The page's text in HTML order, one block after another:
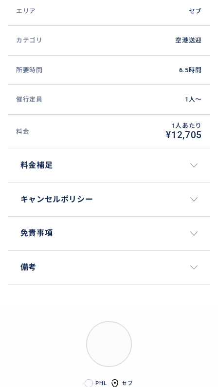
エリア セブ
カテゴリ 空港送迎
所要時間 6.5時間
催行定員 1人〜
料金
1人あたり
¥12,705
料金補足
キャンセルポリシー
免責事項
備考
PHL セブ